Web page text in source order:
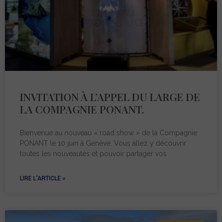
INVITATION À L’APPEL DU LARGE DE
LA COMPAGNIE PONANT.
Bienvenue au nouveau « road show » de la Compagnie
PONANT le 10 juin à Genève. Vous allez y découvrir
toutes les nouveautés et pouvoir partager vos
LIRE L'ARTICLE »